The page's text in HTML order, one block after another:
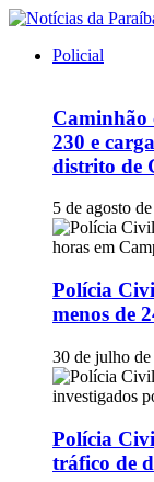
Policial
Caminhão
230 e
distrito de
5 de agosto
Polícia
menos de
30 de julho
Polícia
tráfico de